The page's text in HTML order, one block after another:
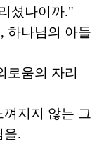
셨나이까."
하나님의 아들
로움의 자리
지지 않는 그
을.